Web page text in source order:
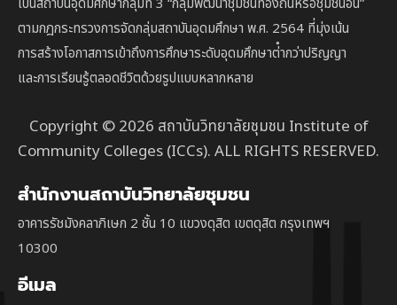
ตามกฎกระทรวงการจัดกลุ่มสถาบันอุดมศึกษา พ.ศ. 2564 ที่มุ่งเน้น
การสร้างโอกาสการเข้าถึงการศึกษาระดับอุดมศึกษาต่ํากว่าปริญญา
และการเรียนรู้ตลอดชีวิตด้วยรูปแบบหลากหลาย
Copyright © 2026 สถาบันวิทยาลัยชุมชน Institute of
Community Colleges (ICCs). ALL RIGHTS RESERVED.
สำนักงานสถาบันวิทยาลัยชุมชน
อาคารรัชมังคลาภิเษก 2 ชั้น 10 แขวงดุสิต เขตดุสิต กรุงเทพฯ
10300
อีเมล